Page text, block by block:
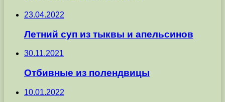
23.04.2022
Летний суп из тыквы и апельсинов
30.11.2021
Отбивные из полендвицы
10.01.2022